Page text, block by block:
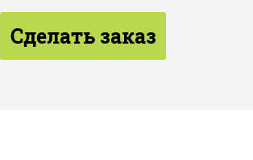
Сделать заказ